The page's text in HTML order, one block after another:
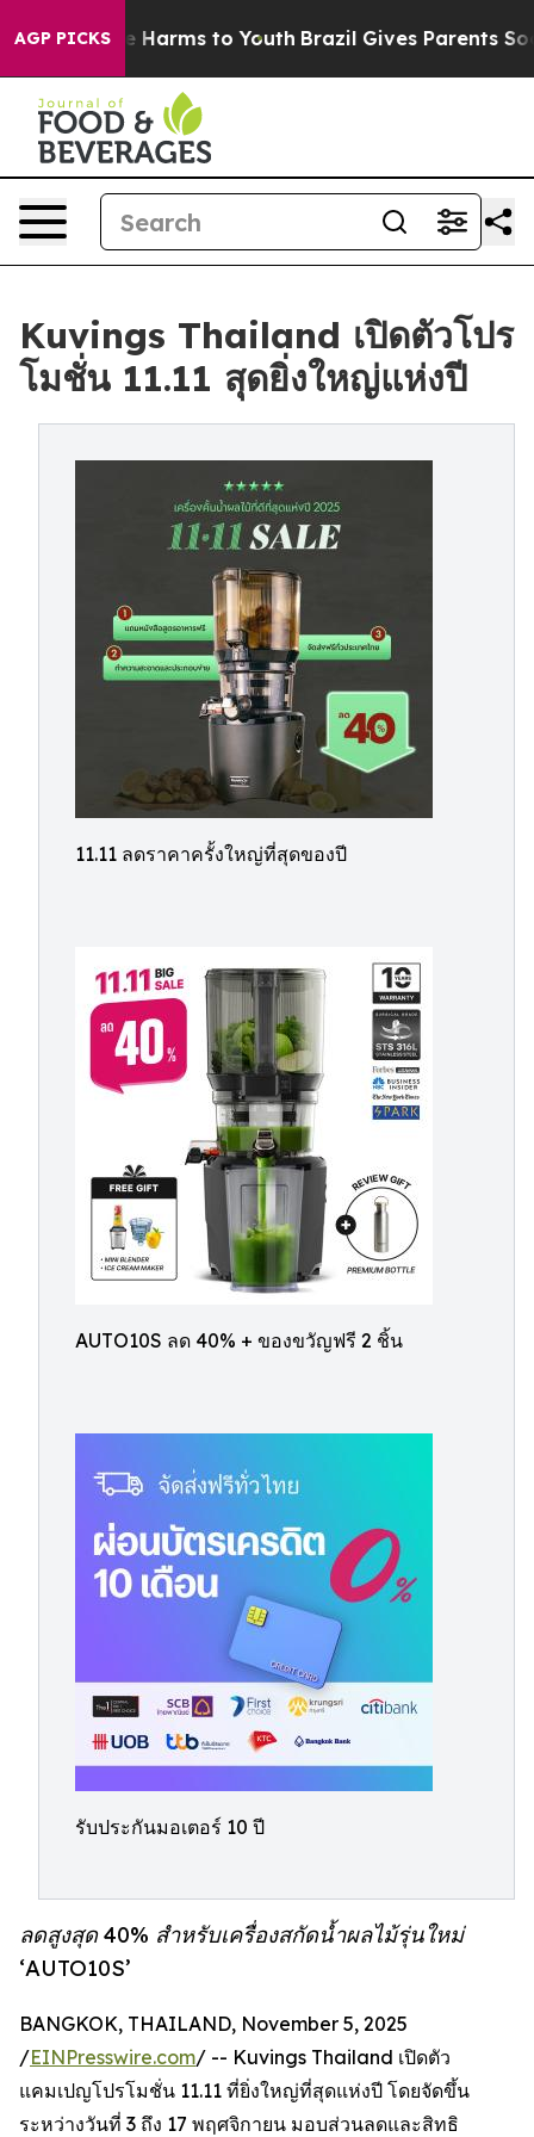
AGP PICKS
Abate Harms to Youth Brazil Gives Parents Social
Kuvings Thailand เปิดตัวโปร
โมชั่น 11.11 สุดยิ่งใหญ่แห่งปี
11.11 ลดราคาครั้งใหญ่ที่สุดของปี
AUTO10S ลด 40% + ของขวัญฟรี 2 ชิ้น
รับประกันมอเตอร์ 10 ปี
ลดสูงสุด 40% สำหรับเครื่องสกัดน้ำผลไม้รุ่นใหม่
‘AUTO10S’
BANGKOK, THAILAND, November 5, 2025
/EINPresswire.com/ -- Kuvings Thailand เปิดตัว
แคมเปญโปรโมชั่น 11.11 ที่ยิ่งใหญ่ที่สุดแห่งปี โดยจัดขึ้น
ระหว่างวันที่ 3 ถึง 17 พฤศจิกายน มอบส่วนลดและสิทธิ